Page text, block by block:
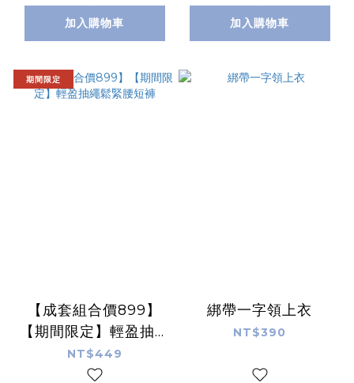
加入購物車 加入購物車
期間限定
【成套組合價899】
【期間限定】輕盈抽繩
鬆緊腰短褲
NT$449
綁帶一字領上衣
NT$390